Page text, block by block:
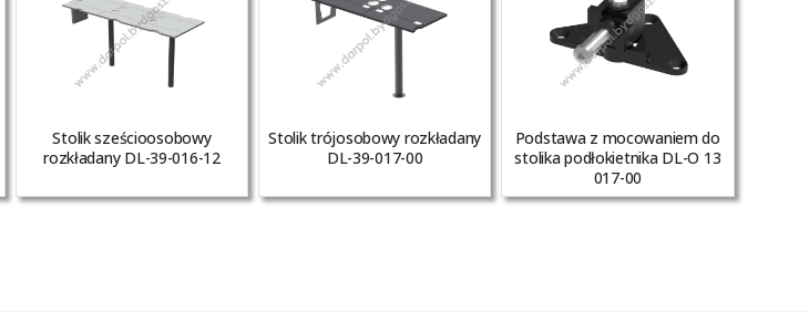
Stolik sześcioosobowy
rozkładany DL-39-016-12
Stolik trójosobowy rozkładany
DL-39-017-00
Podstawa z mocowaniem do
stolika podłokietnika DL-O 13
017-00